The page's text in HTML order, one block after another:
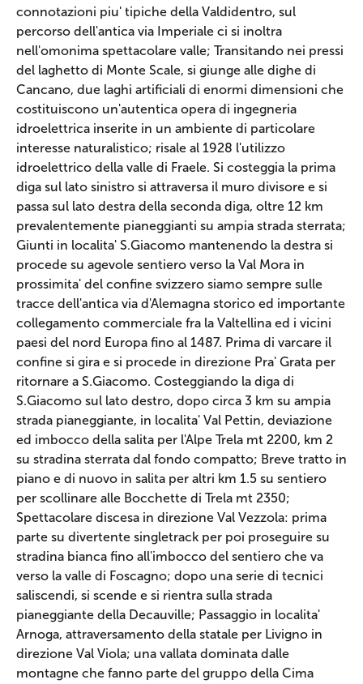
connotazioni piu' tipiche della Valdidentro, sul
percorso dell'antica via Imperiale ci si inoltra
nell'omonima spettacolare valle; Transitando nei pressi
del laghetto di Monte Scale, si giunge alle dighe di
Cancano, due laghi artificiali di enormi dimensioni che
costituiscono un'autentica opera di ingegneria
idroelettrica inserite in un ambiente di particolare
interesse naturalistico; risale al 1928 l'utilizzo
idroelettrico della valle di Fraele. Si costeggia la prima
diga sul lato sinistro si attraversa il muro divisore e si
passa sul lato destra della seconda diga, oltre 12 km
prevalentemente pianeggianti su ampia strada sterrata;
Giunti in localita' S.Giacomo mantenendo la destra si
procede su agevole sentiero verso la Val Mora in
prossimita' del confine svizzero siamo sempre sulle
tracce dell'antica via d'Alemagna storico ed importante
collegamento commerciale fra la Valtellina ed i vicini
paesi del nord Europa fino al 1487. Prima di varcare il
confine si gira e si procede in direzione Pra' Grata per
ritornare a S.Giacomo. Costeggiando la diga di
S.Giacomo sul lato destro, dopo circa 3 km su ampia
strada pianeggiante, in localita' Val Pettin, deviazione
ed imbocco della salita per l'Alpe Trela mt 2200, km 2
su stradina sterrata dal fondo compatto; Breve tratto in
piano e di nuovo in salita per altri km 1.5 su sentiero
per scollinare alle Bocchette di Trela mt 2350;
Spettacolare discesa in direzione Val Vezzola: prima
parte su divertente singletrack per poi proseguire su
stradina bianca fino all'imbocco del sentiero che va
verso la valle di Foscagno; dopo una serie di tecnici
saliscendi, si scende e si rientra sulla strada
pianeggiante della Decauville; Passaggio in localita'
Arnoga, attraversamento della statale per Livigno in
direzione Val Viola; una vallata dominata dalle
montagne che fanno parte del gruppo della Cima